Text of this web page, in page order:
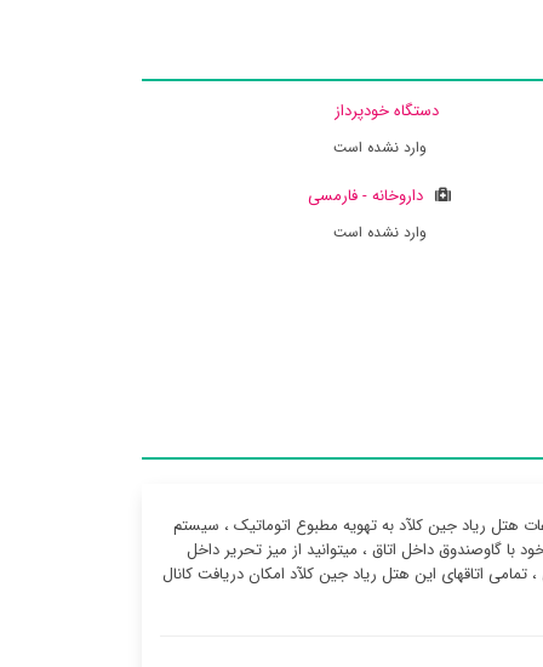
دستگاه خودپرداز
وارد نشده است
داروخانه - فارمسی
وارد نشده است
هتل ریاد جین کلآد به تهویه مطبوع اتوماتیک ، سیستم
با گاوصندوق داخل اتاق ، میتوانید از میز تحریر داخل
اتاقهای این هتل ریاد جین کلآد امکان دریافت کانال